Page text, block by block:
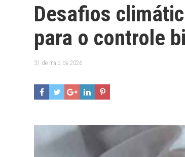
Desafios
para o controle
31 de maio de 2026